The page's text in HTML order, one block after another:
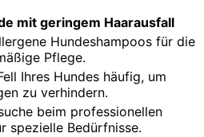
mit geringem Haarausfall
Hundeshampoos für die
Pflege.
Ihres Hundes häufig, um
zu verhindern.
beim professionellen
spezielle Bedürfnisse.